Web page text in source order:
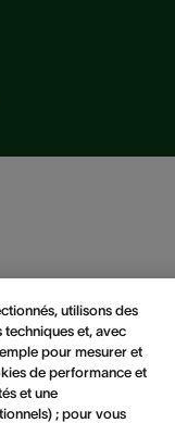
utilisons des
et, avec
pour mesurer et
de performance et
et une
; pour vous